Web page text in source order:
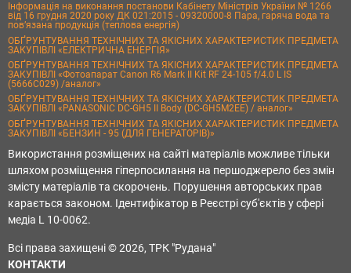
Інформація на виконання постанови Кабінету Міністрів України № 1266
від 16 грудня 2020 року ДК 021:2015 - 09320000-8 Пара, гаряча вода та
пов’язана продукція (теплова енергія)
ОБҐРУНТУВАННЯ ТЕХНІЧНИХ ТА ЯКІСНИХ ХАРАКТЕРИСТИК ПРЕДМЕТА
ЗАКУПІВЛІ «ЕЛЕКТРИЧНА ЕНЕРГІЯ»
ОБҐРУНТУВАННЯ ТЕХНІЧНИХ ТА ЯКІСНИХ ХАРАКТЕРИСТИК ПРЕДМЕТА
ЗАКУПІВЛІ «Фотоапарат Canon R6 Mark II Kit RF 24-105 f/4.0 L IS
(5666C029) /аналог»
ОБҐРУНТУВАННЯ ТЕХНІЧНИХ ТА ЯКІСНИХ ХАРАКТЕРИСТИК ПРЕДМЕТА
ЗАКУПІВЛІ «PANASONIC DC-GH5 II Body (DC-GH5M2EE) / аналог»
ОБҐРУНТУВАННЯ ТЕХНІЧНИХ ТА ЯКІСНИХ ХАРАКТЕРИСТИК ПРЕДМЕТА
ЗАКУПІВЛІ «БЕНЗИН - 95 (ДЛЯ ГЕНЕРАТОРІВ)»
Використання розміщених на сайті матеріалів можливе тільки
шляхом розміщення гіперпосилання на першоджерело без змін
змісту матеріалів та скорочень. Порушення авторських прав
карається законом. Ідентифікатор в Реєстрі суб'єктів у сфері
медіа L 10-0062.
Всі права захищені © 2026, ТРК "Рудана"
КОНТАКТИ